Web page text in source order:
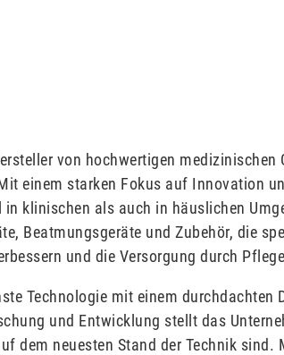
von hochwertigen medizinischen
einem starken Fokus auf Innovation
klinischen als auch in häuslichen
Beatmungsgeräte und Zubehör, die
und die Versorgung durch
Technologie mit einem durchdachten
und Entwicklung stellt das
dem neuesten Stand der Technik